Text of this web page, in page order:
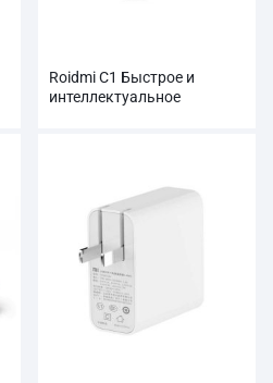
Roidmi C1 Быстрое и
интеллектуальное